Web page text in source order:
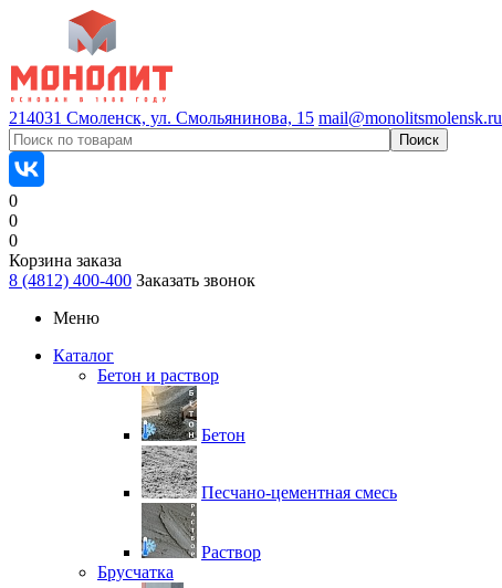
214031 Смоленск, ул. Смольянинова, 15 mail@monolitsmolensk.ru
0
0
0
Корзина заказа
8 (4812) 400-400 Заказать звонок
Меню
Каталог
Бетон и раствор
Бетон
Песчано-цементная смесь
Раствор
Брусчатка